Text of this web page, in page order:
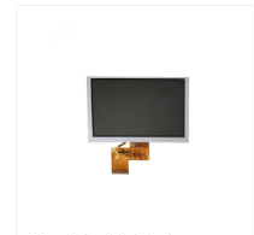
Exposition de VR
Au sujet de nous